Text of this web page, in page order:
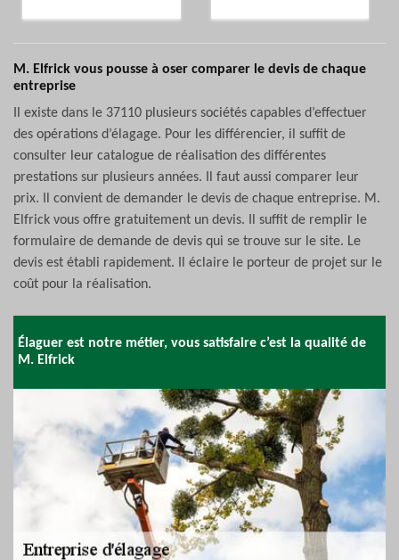
M. Elfrick vous pousse à oser comparer le devis de chaque
entreprise
Il existe dans le 37110 plusieurs sociétés capables d’effectuer
des opérations d’élagage. Pour les différencier, il suffit de
consulter leur catalogue de réalisation des différentes
prestations sur plusieurs années. Il faut aussi comparer leur
prix. Il convient de demander le devis de chaque entreprise. M.
Elfrick vous offre gratuitement un devis. Il suffit de remplir le
formulaire de demande de devis qui se trouve sur le site. Le
devis est établi rapidement. Il éclaire le porteur de projet sur le
coût pour la réalisation.
Élaguer est notre métier, vous satisfaire c’est la qualité de
M. Elfrick